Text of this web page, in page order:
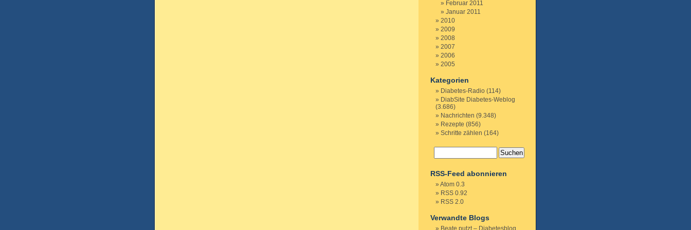
Februar 2011
Januar 2011
2010
2009
2008
2007
2006
2005
Kategorien
Diabetes-Radio (114)
DiabSite Diabetes-Weblog
(3.686)
Nachrichten (9.348)
Rezepte (856)
Schritte zählen (164)
RSS-Feed abonnieren
Atom 0.3
RSS 0.92
RSS 2.0
Verwandte Blogs
Beate putzt – Diabetesblog